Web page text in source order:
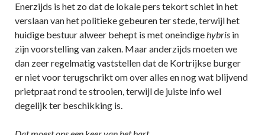
Enerzijds is het zo dat de lokale pers tekort schiet in het
verslaan van het politieke gebeuren ter stede, terwijl het
huidige bestuur alweer behept is met oneindigehybris in
zijn voorstelling van zaken. Maar anderzijds moeten we
dan zeer regelmatig vaststellen dat de Kortrijkse burger
er niet voor terugschrikt om over alles en nog wat blijvend
prietpraat rond te strooien, terwijl de juiste info wel
degelijk ter beschikking is.